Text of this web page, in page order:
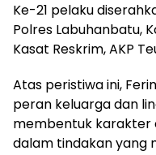
Ke-21 pelaku
Polres Labuhanbatu,
Kasat Reskrim, AKP
Atas peristiwa ini,
peran keluarga dan
membentuk karakter
dalam tindakan yang